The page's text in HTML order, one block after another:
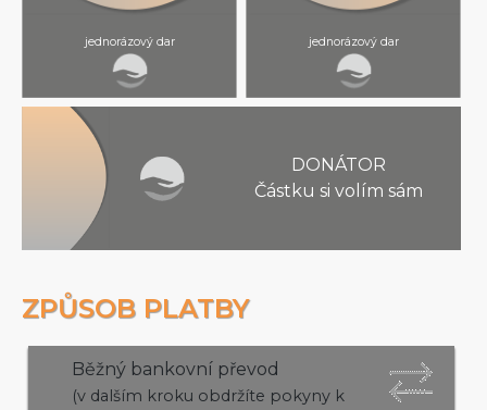
jednorázový dar jednorázový dar
DONÁTOR
Částku si volím sám
ZPŮSOB PLATBY
Běžný bankovní převod
(v dalším kroku obdržíte pokyny k